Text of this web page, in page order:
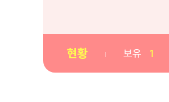
현황 보유 1